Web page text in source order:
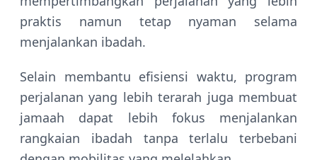
praktis namun tetap nyaman selama
menjalankan ibadah.
Selain membantu efisiensi waktu, program
perjalanan yang lebih terarah juga membuat
jamaah dapat lebih fokus menjalankan
rangkaian ibadah tanpa terlalu terbebani